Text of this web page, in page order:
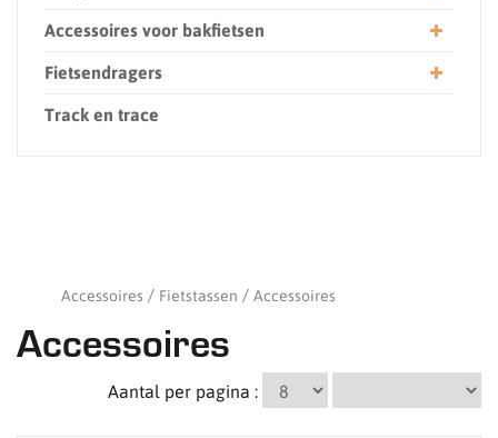
Accessoires voor bakfietsen
Fietsendragers
Track en trace
Accessoires Fietstassen Accessoires
Accessoires
Aantal per pagina :